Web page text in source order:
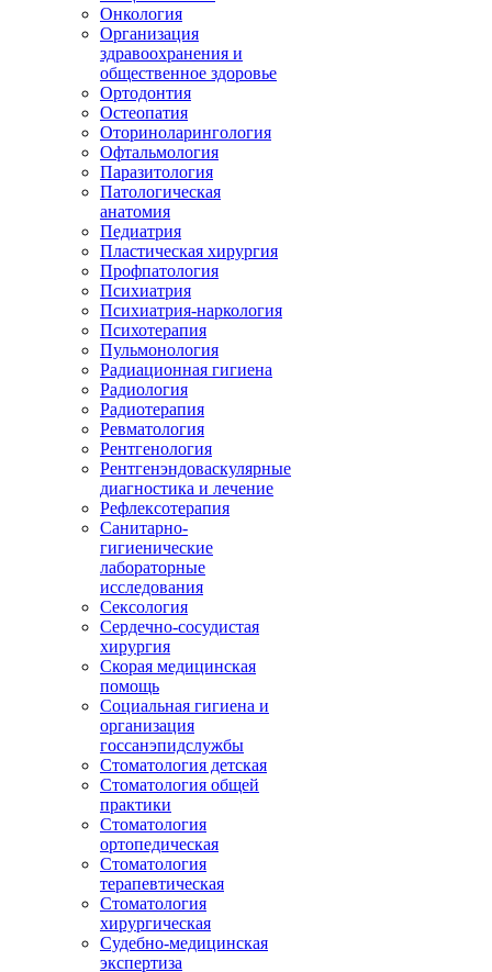
Онкология
Организация
здравоохранения и
общественное здоровье
Ортодонтия
Остеопатия
Оториноларингология
Офтальмология
Паразитология
Патологическая
анатомия
Педиатрия
Пластическая хирургия
Профпатология
Психиатрия
Психиатрия-наркология
Психотерапия
Пульмонология
Радиационная гигиена
Радиология
Радиотерапия
Ревматология
Рентгенология
Рентгенэндоваскулярные
диагностика и лечение
Рефлексотерапия
Санитарно-
гигиенические
лабораторные
исследования
Сексология
Сердечно-сосудистая
хирургия
Скорая медицинская
помощь
Социальная гигиена и
организация
госсанэпидслужбы
Стоматология детская
Стоматология общей
практики
Стоматология
ортопедическая
Стоматология
терапевтическая
Стоматология
хирургическая
Судебно-медицинская
экспертиза